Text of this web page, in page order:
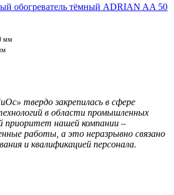
обогреватель тёмный ADRIAN AA 50
мм
твердо закрепилась в сфере
в области промышленных
приоритет нашей компании –
работы, а это неразрывно связано
и квалификацией персонала.